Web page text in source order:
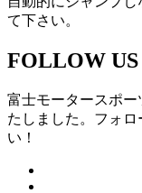
て下さい。
FOLLOW US
富士モータースポ
たしました。フォ
い！